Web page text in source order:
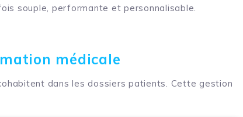
souple, performante et personnalisable.
médicale
dans les dossiers patients. Cette gestion